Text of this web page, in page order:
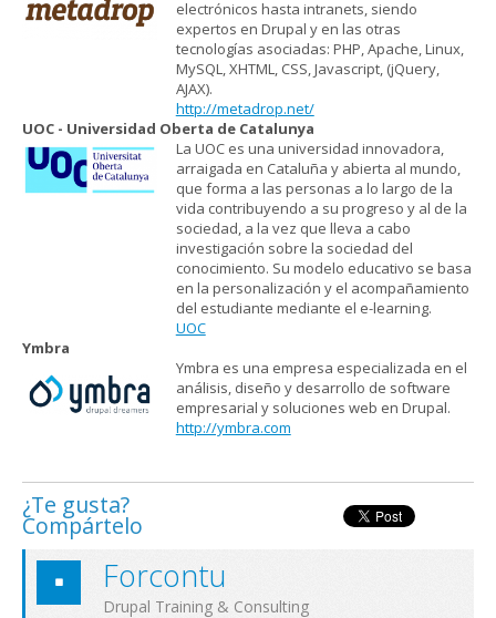
electrónicos hasta intranets, siendo
expertos en Drupal y en las otras
tecnologías asociadas: PHP, Apache, Linux,
MySQL, XHTML, CSS, Javascript, (jQuery,
AJAX).
http://metadrop.net/
UOC - Universidad Oberta de Catalunya
La UOC es una universidad innovadora,
arraigada en Cataluña y abierta al mundo,
que forma a las personas a lo largo de la
vida contribuyendo a su progreso y al de la
sociedad, a la vez que lleva a cabo
investigación sobre la sociedad del
conocimiento. Su modelo educativo se basa
en la personalización y el acompañamiento
del estudiante mediante el e-learning.
UOC
Ymbra
Ymbra es una empresa especializada en el
análisis, diseño y desarrollo de software
empresarial y soluciones web en Drupal.
http://ymbra.com
¿Te gusta?
Compártelo
Forcontu
Drupal Training & Consulting